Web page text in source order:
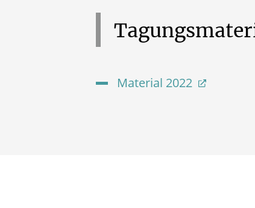
Material 2022